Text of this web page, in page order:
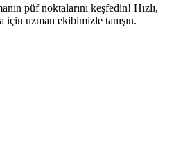
püf noktalarını keşfedin! Hızlı,
için uzman ekibimizle tanışın.